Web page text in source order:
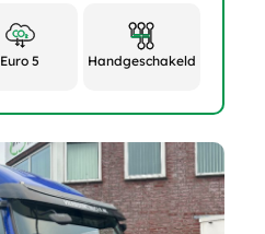
Euro 5 Handgeschakeld